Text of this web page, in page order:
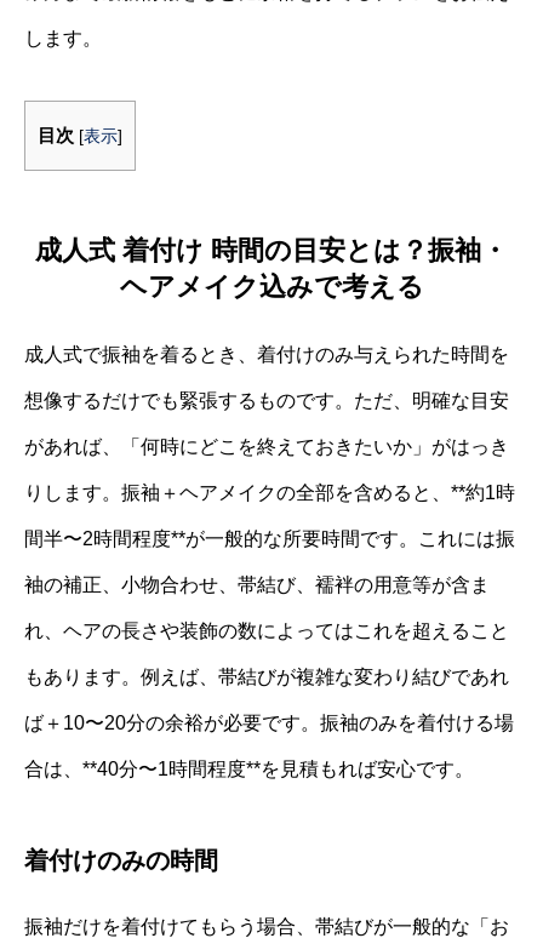
します。
目次 [表示]
成人式 着付け 時間の目安とは？振袖・
ヘアメイク込みで考える
成人式で振袖を着るとき、着付けのみ与えられた時間を
想像するだけでも緊張するものです。ただ、明確な目安
があれば、「何時にどこを終えておきたいか」がはっき
りします。振袖＋ヘアメイクの全部を含めると、**約1時
間半〜2時間程度**が一般的な所要時間です。これには振
袖の補正、小物合わせ、帯結び、襦袢の用意等が含ま
れ、ヘアの長さや装飾の数によってはこれを超えること
もあります。例えば、帯結びが複雑な変わり結びであれ
ば＋10〜20分の余裕が必要です。振袖のみを着付ける場
合は、**40分〜1時間程度**を見積もれば安心です。
着付けのみの時間
振袖だけを着付けてもらう場合、帯結びが一般的な「お